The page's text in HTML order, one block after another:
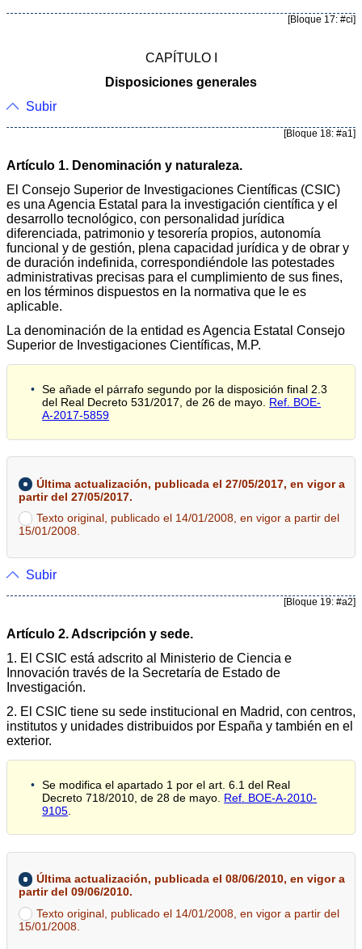
[Bloque 17: #ci]
CAPÍTULO I
Disposiciones generales
Subir
[Bloque 18: #a1]
Artículo 1. Denominación y naturaleza.
El Consejo Superior de Investigaciones Científicas (CSIC)
es una Agencia Estatal para la investigación científica y el
desarrollo tecnológico, con personalidad jurídica
diferenciada, patrimonio y tesorería propios, autonomía
funcional y de gestión, plena capacidad jurídica y de obrar y
de duración indefinida, correspondiéndole las potestades
administrativas precisas para el cumplimiento de sus fines,
en los términos dispuestos en la normativa que le es
aplicable.
La denominación de la entidad es Agencia Estatal Consejo
Superior de Investigaciones Científicas, M.P.
Se añade el párrafo segundo por la disposición final 2.3
del Real Decreto 531/2017, de 26 de mayo. Ref. BOE-
A-2017-5859
Última actualización, publicada el 27/05/2017, en vigor a
partir del 27/05/2017.
Texto original, publicado el 14/01/2008, en vigor a partir del
15/01/2008.
Subir
[Bloque 19: #a2]
Artículo 2. Adscripción y sede.
1. El CSIC está adscrito al Ministerio de Ciencia e
Innovación través de la Secretaría de Estado de
Investigación.
2. El CSIC tiene su sede institucional en Madrid, con centros,
institutos y unidades distribuidos por España y también en el
exterior.
Se modifica el apartado 1 por el art. 6.1 del Real
Decreto 718/2010, de 28 de mayo. Ref. BOE-A-2010-
9105
Última actualización, publicada el 08/06/2010, en vigor a
partir del 09/06/2010.
Texto original, publicado el 14/01/2008, en vigor a partir del
15/01/2008.